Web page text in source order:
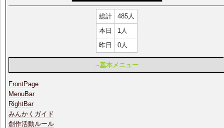
総計
485人
本日
1人
昨日
0人
~基本メニュー
FrontPage
MenuBar
RightBar
みんかくガイド
創作活動ルール